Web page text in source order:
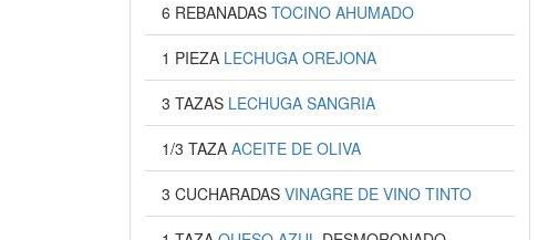
6 REBANADAS TOCINO AHUMADO
1 PIEZA LECHUGA OREJONA
3 TAZAS LECHUGA SANGRIA
1/3 TAZA ACEITE DE OLIVA
3 CUCHARADAS VINAGRE DE VINO TINTO